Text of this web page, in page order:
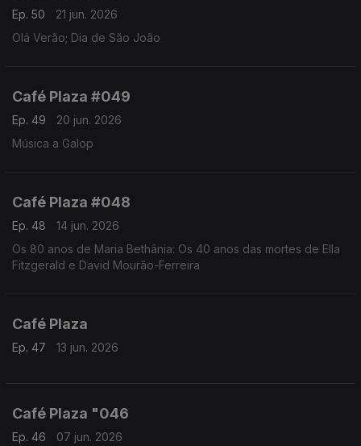
Ep. 50
21 jun. 2026
Olá Verão; Dia de São João
Café Plaza #049
Ep. 49
20 jun. 2026
Música a Galop
Café Plaza #048
Ep. 48
14 jun. 2026
Os 80 anos de Maria Bethânia: Os 40 anos das mortes de Ella
Fitzgerald e David Mourão-Ferreira
Café Plaza
Ep. 47 13 jun. 2026
Café Plaza "046
Ep. 46 07 jun. 2026